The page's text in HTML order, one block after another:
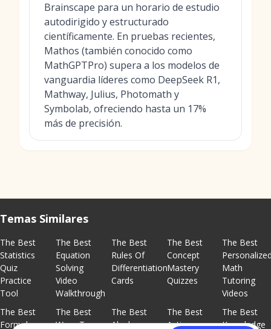
Brainscape para un horario de estudio
autodirigido y estructurado
científicamente. En pruebas recientes,
Mathos (también conocido como
MathGPTPro) supera a los modelos de
vanguardia líderes como DeepSeek R1,
Mathway, Julius, Photomath y
Symbolab, ofreciendo hasta un 17%
más de precisión.
Temas Similares
The Best
Statistics
Quiz
Practice
Tool
The Best
Equation
Solving
Video
Walkthrough
The Best
Rules Of
Differentiation
Cards
The Best
Concept
Mastery
Quizzes
The Best
Math
Tutoring
Videos
The Best
Formula
The Best
Ways To
The Best
Algebra
The Best
Active
The Best
Knowledge